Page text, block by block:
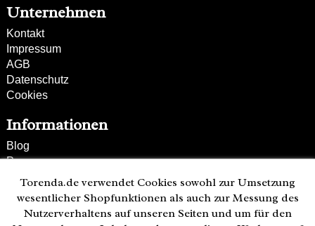
Unternehmen
Kontakt
Impressum
AGB
Datenschutz
Cookies
Informationen
Blog
Presse
Partner
Versand und Zahlung
Bestellung wiederrufen
Torenda.de verwendet Cookies sowohl zur Umsetzung
wesentlicher Shopfunktionen als auch zur Messung des
Nutzerverhaltens auf unseren Seiten und um für den